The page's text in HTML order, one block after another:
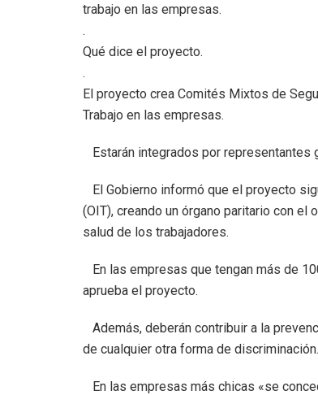
trabajo en las empresas.
.
Qué dice el proyecto.
.
El proyecto crea Comités Mixtos de
Trabajo en las empresas.
Estarán integrados por representantes
El Gobierno informó que el proyecto
(OIT), creando un órgano paritario con
salud de los trabajadores.
En las empresas que tengan más de
aprueba el proyecto.
Además, deberán contribuir a la
de cualquier otra forma de discriminación.
En las empresas más chicas «se